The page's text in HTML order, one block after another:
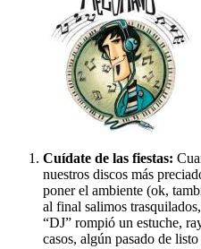
Cuídate de las fiestas:
nuestros discos más
poner el ambiente (ok,
al final salimos
“DJ” rompió un estuche,
casos, algún pasado de